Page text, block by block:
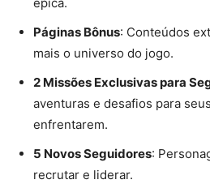
épica.
Páginas Bônus: Conteúdos
mais o universo do jogo.
2 Missões Exclusivas para
aventuras e desafios para
enfrentarem.
5 Novos Seguidores:
recrutar e liderar.